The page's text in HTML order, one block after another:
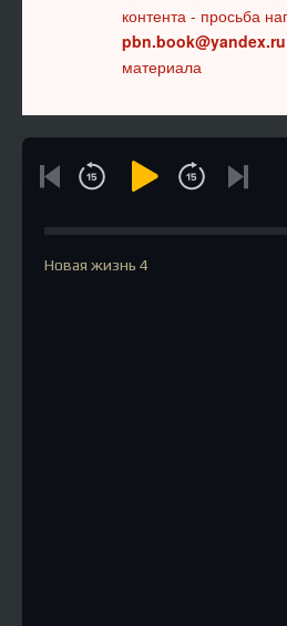
контента - просьба
pbn.book@yandex.ru
материала
Новая жизнь 4